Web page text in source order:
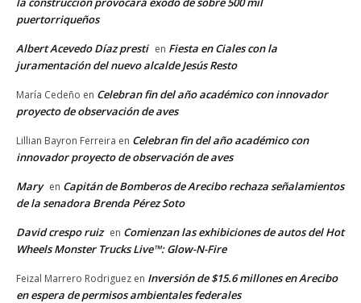
puertorriqueños
Albert Acevedo Díaz presti en Fiesta en Ciales con la
juramentación del nuevo alcalde Jesús Resto
María Cedeño en Celebran fin del año académico con innovador
proyecto de observación de aves
Lillian Bayron Ferreira en Celebran fin del año académico con
innovador proyecto de observación de aves
Mary en Capitán de Bomberos de Arecibo rechaza señalamientos
de la senadora Brenda Pérez Soto
David crespo ruiz en Comienzan las exhibiciones de autos del Hot
Wheels Monster Trucks Live™: Glow-N-Fire
Feizal Marrero Rodriguez en Inversión de $15.6 millones en Arecibo
en espera de permisos ambientales federales